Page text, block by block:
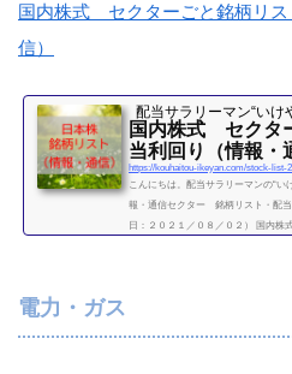
国内株式 セクターごと銘柄リス
信）
配当サラリーマン“いけ
国内株式 セクタ
当利回り（情報・
https://kouhaitou-ikeyan.com/stock-list-
こんにちは。配当サラリーマンの“
報・通信セクター 銘柄リスト・配
日：２０２１／０８／０２） 国内
続きを読む
電力・ガス